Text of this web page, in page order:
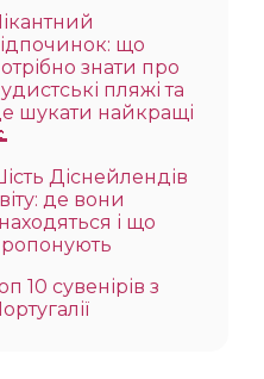
що
знати про
пляжі та
шукати найкращі
Діснейлендів
де вони
і що
10 сувенірів з